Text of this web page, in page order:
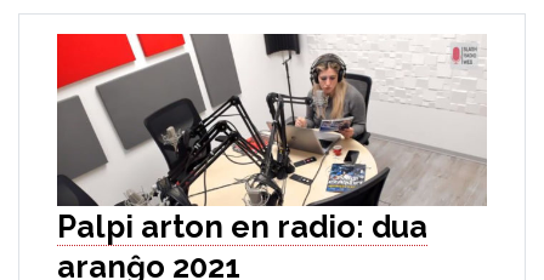
Palpi arton en radio: dua
aranĝo 2021